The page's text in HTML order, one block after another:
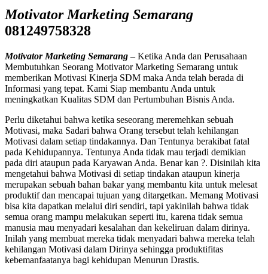
Motivator Marketing Semarang
081249758328
Motivator Marketing Semarang – Ketika Anda dan Perusahaan
Membutuhkan Seorang Motivator Marketing Semarang untuk
memberikan Motivasi Kinerja SDM maka Anda telah berada di
Informasi yang tepat. Kami Siap membantu Anda untuk
meningkatkan Kualitas SDM dan Pertumbuhan Bisnis Anda.
Perlu diketahui bahwa ketika seseorang meremehkan sebuah
Motivasi, maka Sadari bahwa Orang tersebut telah kehilangan
Motivasi dalam setiap tindakannya. Dan Tentunya berakibat fatal
pada Kehidupannya. Tentunya Anda tidak mau terjadi demikian
pada diri ataupun pada Karyawan Anda. Benar kan ?. Disinilah kita
mengetahui bahwa Motivasi di setiap tindakan ataupun kinerja
merupakan sebuah bahan bakar yang membantu kita untuk melesat
produktif dan mencapai tujuan yang ditargetkan. Memang Motivasi
bisa kita dapatkan melalui diri sendiri, tapi yakinilah bahwa tidak
semua orang mampu melakukan seperti itu, karena tidak semua
manusia mau menyadari kesalahan dan kekeliruan dalam dirinya.
Inilah yang membuat mereka tidak menyadari bahwa mereka telah
kehilangan Motivasi dalam Dirinya sehingga produktifitas
kebemanfaatanya bagi kehidupan Menurun Drastis.